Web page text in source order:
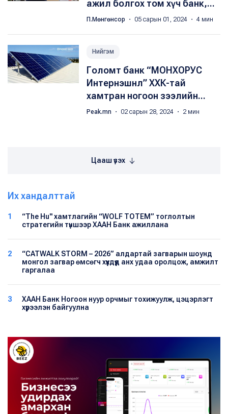
ажил болгох том хүч банк,...
П.Мөнгөнсор ・ 05 сарын 01, 2024 ・ 4 мин
Нийгэм
Голомт банк “МОНХОРУС
Интернэшнл” ХХК-тай
хамтран ногоон зээлийн...
Peak.mn ・ 02 сарын 28, 2024 ・ 2 мин
Цааш үзэх
Их хандалттай
1
“The Hu" хамтлагийн “WOLF TOTEM” тоглолтын
стратегийн түншээр ХААН Банк ажиллана
2
“CATWALK STORM – 2026” алдартай загварын шоунд
монгол загвар өмсөгч хүүхдүүд анх удаа оролцож, амжилт
гаргалаа
3
ХААН Банк Ногоон нуур орчмыг тохижуулж, цэцэрлэгт
хүрээлэн байгуулна